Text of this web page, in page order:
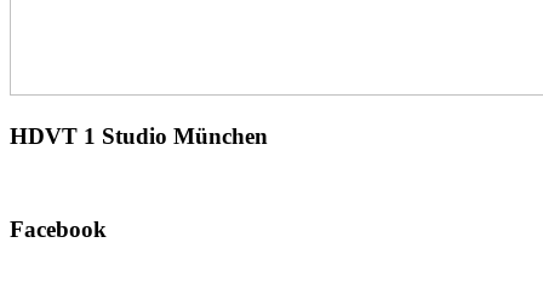
HDVT 1 Studio München
Facebook